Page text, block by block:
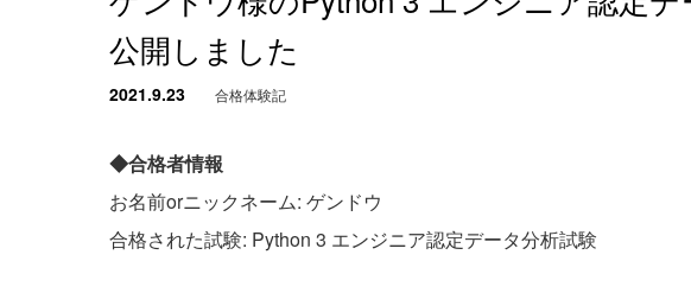
公開しました
2021.9.23 合格体験記
◆合格者情報
お名前orニックネーム: ゲンドウ
合格された試験: Python 3 エンジニア認定データ分析試験